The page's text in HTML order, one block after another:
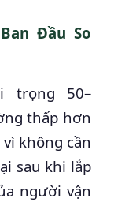
Đầu So
trọng 50–
thấp hơn
không cần
sau khi lắp
người vận